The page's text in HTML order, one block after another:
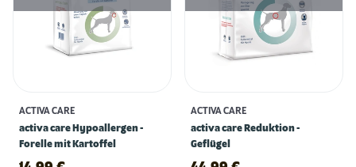
ACTIVA CARE
activa care Hypoallergen -
Forelle mit Kartoffel
ACTIVA CARE
activa care Reduktion -
Geflügel